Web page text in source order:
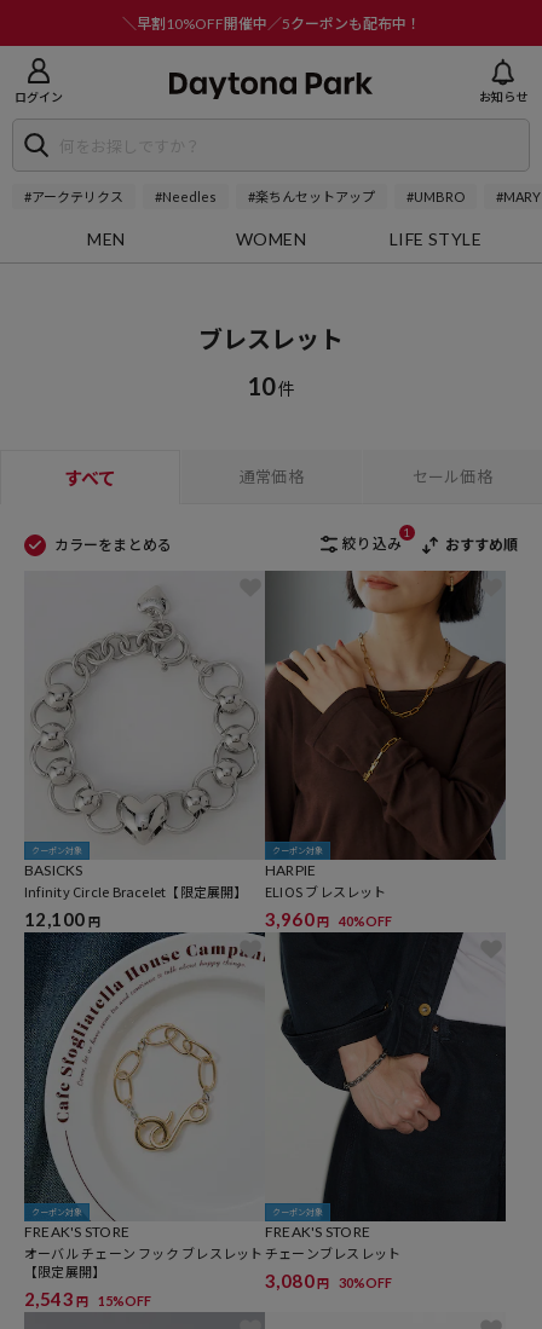
＼早割10%OFF開催中／5クーポンも配布中！
ログイン お知らせ
#アークテリクス #Needles #楽ちんセットアップ #UMBRO
MEN WOMEN LIFE STYLE
ブレスレット
10件
すべて 通常価格 セール価格
カラーをまとめる 絞り込み
1
おすすめ順
クーポン対象
BASICKS
Infinity Circle Bracelet【限定展開】
12,100 円
クーポン対象
HARPIE
ELIOS ブレスレット
3,960円 40%OFF
クーポン対象
FREAK'S STORE
オーバル チェーン フック ブレスレット
【限定展開】
2,543 円 15%OFF
クーポン対象
FREAK'S STORE
チェーンブレスレット
3,080円 30%OFF